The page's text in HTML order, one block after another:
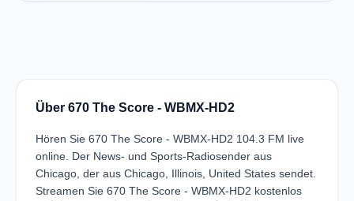
Über 670 The Score - WBMX-HD2
Hören Sie 670 The Score - WBMX-HD2 104.3 FM live
online. Der News- und Sports-Radiosender aus
Chicago, der aus Chicago, Illinois, United States sendet.
Streamen Sie 670 The Score - WBMX-HD2 kostenlos